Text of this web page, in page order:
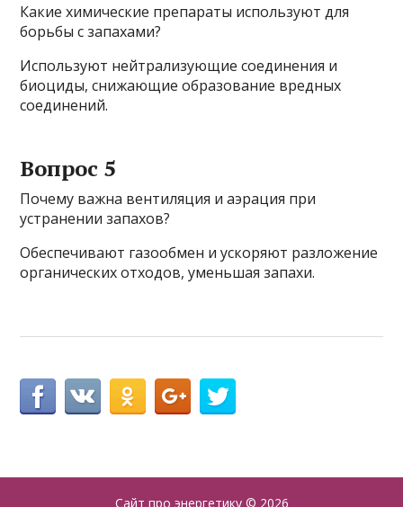
Какие химические препараты используют для
борьбы с запахами?
Используют нейтрализующие соединения и
биоциды, снижающие образование вредных
соединений.
Вопрос 5
Почему важна вентиляция и аэрация при
устранении запахов?
Обеспечивают газообмен и ускоряют разложение
органических отходов, уменьшая запахи.
Сайт про энергетику© 2026